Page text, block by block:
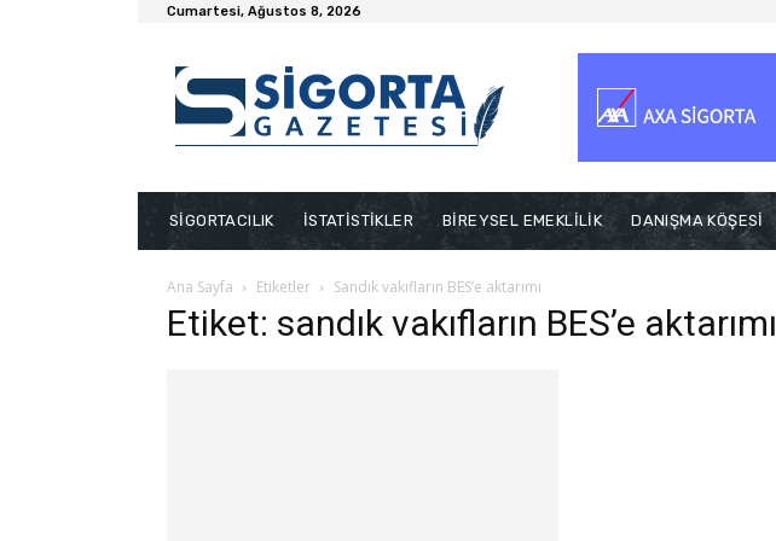
Cumartesi, Ağustos 8, 2026
SİGORTACILIK İSTATİSTİKLER BİREYSEL EMEKLİLİK DANIŞMA KÖŞESİ
Ana Sayfa Etiketler Sandık vakıfların BES’e aktarımı
Etiket: sandık vakıfların BES’e aktarımı